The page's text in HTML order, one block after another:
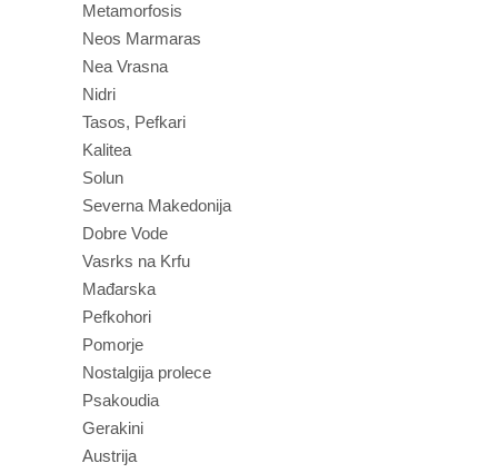
Metamorfosis
Neos Marmaras
Nea Vrasna
Nidri
Tasos, Pefkari
Kalitea
Solun
Severna Makedonija
Dobre Vode
Vasrks na Krfu
Mađarska
Pefkohori
Pomorje
Nostalgija prolece
Psakoudia
Gerakini
Austrija